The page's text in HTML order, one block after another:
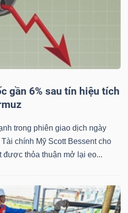
gần 6% sau tín hiệu tích
trong phiên giao dịch ngày
chính Mỹ Scott Bessent cho
được thỏa thuận mở lại eo...